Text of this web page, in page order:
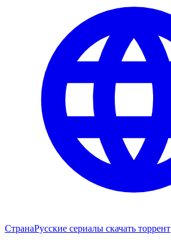
СтранаРусские сериалы скачать торрент